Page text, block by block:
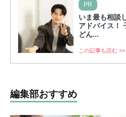
PR
いま最も相談
アドバイス！
どん...
この記事も読む >>
編集部おすすめ